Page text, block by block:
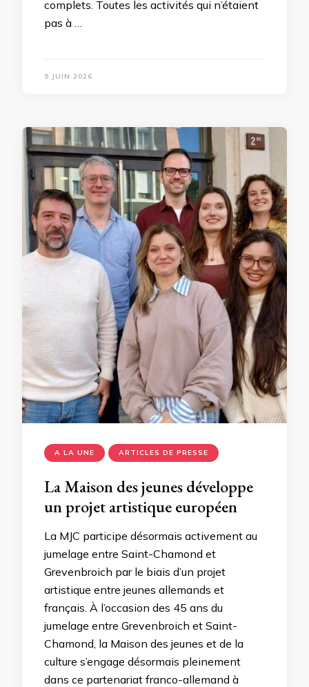
complets. Toutes les activités qui n’étaient
pas à …
9 JUIN 2026
A LA UNE ARTICLES DE PRESSE
La Maison des jeunes développe
un projet artistique européen
La MJC participe désormais activement au
jumelage entre Saint-Chamond et
Grevenbroich par le biais d’un projet
artistique entre jeunes allemands et
français. À l’occasion des 45 ans du
jumelage entre Grevenbroich et Saint-
Chamond, la Maison des jeunes et de la
culture s’engage désormais pleinement
dans ce partenariat franco-allemand à